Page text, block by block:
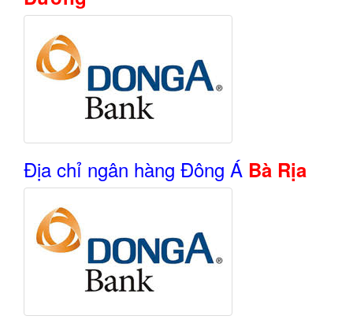
Địa chỉ ngân hàng Đông Á Bà Rịa